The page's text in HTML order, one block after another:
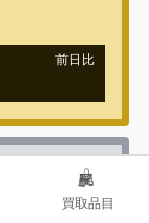
買取品目
前日比